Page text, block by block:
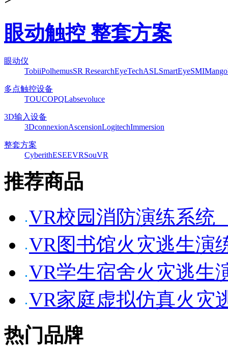
眼动触控 整套方案
眼动仪
TobiiPolhemusSR ResearchEyeTechASLSmartEyeSMI
多点触控设备
TOUCOPQLabsevoluce
3D输入设备
3DconnexionAscensionLogitechImmersion
整套方案
CyberithESEEVRSouVR
推荐商品
VR校园消防演练系统
VR图书馆火灾逃生演
VR学生宿舍火灾逃生
VR家庭虚拟仿真火灾
热门品牌